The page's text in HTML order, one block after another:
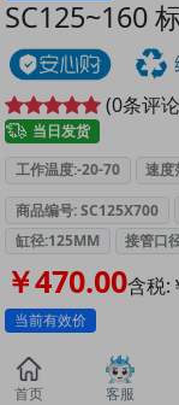
SC125~160
(0条评
当日发货
工作温度:-20-70
速
商品编号: SC125X700
缸径:125MM
接管口
￥470.00含税:
当前有效价
首页 客服